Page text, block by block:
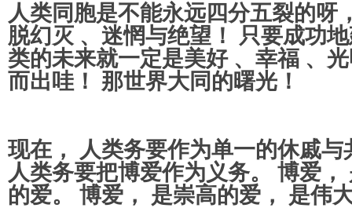
人类同胞是不能永远四分五裂的呀
脱幻灭 、迷惘与绝望！ 只要成功
类的未来就一定是美好 、幸福 、
而出哇！ 那世界大同的曙光！
现在， 人类务要作为单一的休戚与
人类务要把博爱作为义务。 博爱
的爱。 博爱， 是崇高的爱， 是伟